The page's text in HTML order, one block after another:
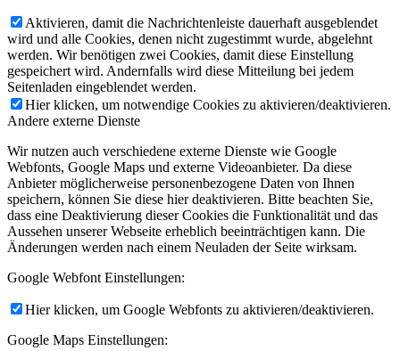
Aktivieren, damit die Nachrichtenleiste dauerhaft ausgeblendet
wird und alle Cookies, denen nicht zugestimmt wurde, abgelehnt
werden. Wir benötigen zwei Cookies, damit diese Einstellung
gespeichert wird. Andernfalls wird diese Mitteilung bei jedem
Seitenladen eingeblendet werden.
Hier klicken, um notwendige Cookies zu aktivieren/deaktivieren.
Andere externe Dienste
Wir nutzen auch verschiedene externe Dienste wie Google
Webfonts, Google Maps und externe Videoanbieter. Da diese
Anbieter möglicherweise personenbezogene Daten von Ihnen
speichern, können Sie diese hier deaktivieren. Bitte beachten Sie,
dass eine Deaktivierung dieser Cookies die Funktionalität und das
Aussehen unserer Webseite erheblich beeinträchtigen kann. Die
Änderungen werden nach einem Neuladen der Seite wirksam.
Google Webfont Einstellungen:
Hier klicken, um Google Webfonts zu aktivieren/deaktivieren.
Google Maps Einstellungen: